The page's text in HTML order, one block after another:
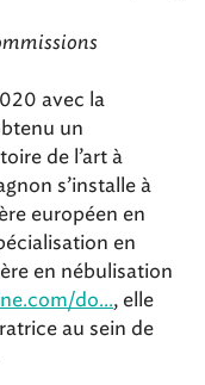
avec la
un
de l’art à
s’installe à
européen en
en
en nébulisation
do..., elle
au sein de